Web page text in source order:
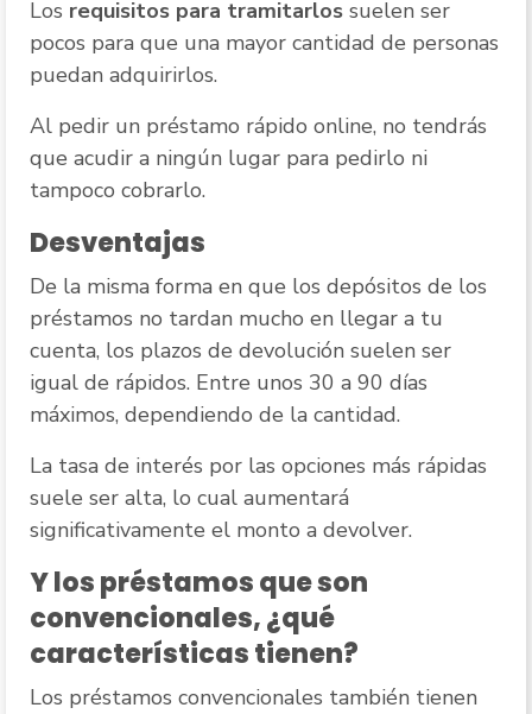
Los requisitos para tramitarlos suelen ser
pocos para que una mayor cantidad de personas
puedan adquirirlos.
Al pedir un préstamo rápido online, no tendrás
que acudir a ningún lugar para pedirlo ni
tampoco cobrarlo.
Desventajas
De la misma forma en que los depósitos de los
préstamos no tardan mucho en llegar a tu
cuenta, los plazos de devolución suelen ser
igual de rápidos. Entre unos 30 a 90 días
máximos, dependiendo de la cantidad.
La tasa de interés por las opciones más rápidas
suele ser alta, lo cual aumentará
significativamente el monto a devolver.
Y los préstamos que son
convencionales, ¿qué
características tienen?
Los préstamos convencionales también tienen